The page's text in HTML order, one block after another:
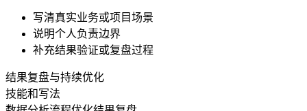
写清真实业务或项目场景
说明个人负责边界
补充结果验证或复盘过程
结果复盘与持续优化
技能和写法